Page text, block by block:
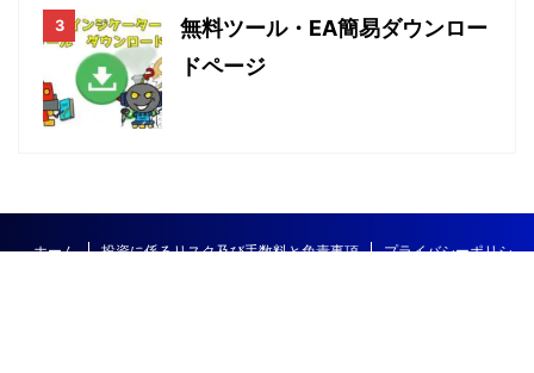
無料ツール・EA簡易ダウンロー
ドページ
ホーム 投資に係るリスク及び手数料と免責事項
プライバシーポリシ